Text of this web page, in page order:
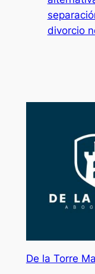
divorcio
De la Torre